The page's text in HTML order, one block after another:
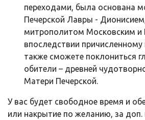
переходами, была основана
Печерской Лавры -
митрополитом Московским и
впоследствии причисленному
также сможете поклониться
обители – древней
Матери Печерской.
У вас будет свободное время и
или накрытие по желанию, за доп.